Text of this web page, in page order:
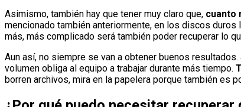
Asimismo, también hay que tener muy claro que, cuanto
mencionado también anteriormente, en los discos
más, más complicado será también poder recuperar lo
Aun así, no siempre se van a obtener buenos resultados.
volumen obliga al equipo a trabajar durante más tiempo.
borren archivos, mira en la papelera porque también es